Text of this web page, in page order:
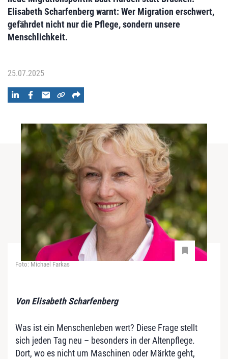
Elisabeth Scharfenberg warnt: Wer Migration erschwert,
gefährdet nicht nur die Pflege, sondern unsere
Menschlichkeit.
25.07.2025
Foto: Michael Farkas
Von Elisabeth Scharfenberg
Was ist ein Menschenleben wert? Diese Frage stellt
sich jeden Tag neu – besonders in der Altenpflege.
Dort, wo es nicht um Maschinen oder Märkte geht,